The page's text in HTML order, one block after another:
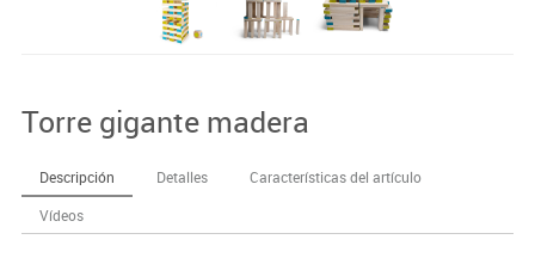
Torre gigante madera
Descripción Detalles
Características del artículo
Vídeos